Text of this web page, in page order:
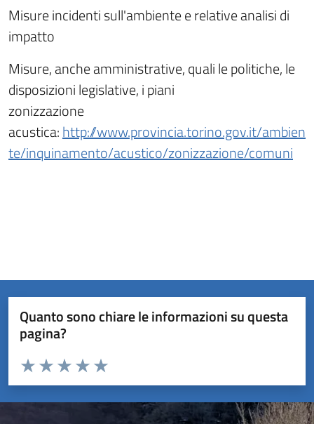
Misure incidenti sull'ambiente e relative analisi di
impatto
Misure, anche amministrative, quali le politiche, le
disposizioni legislative, i piani
zonizzazione
acustica:http://www.provincia.torino.gov.it/ambien
te/inquinamento/acustico/zonizzazione/comuni
Quanto sono chiare le informazioni su questa
pagina?
Valuta da 1 a 5 stelle la pagina
Valuta 5 stelle su 5
Valuta 4 stelle su 5
Valuta 3 stelle su 5
Valuta 2 stelle su 5
Valuta 1 stelle su 5